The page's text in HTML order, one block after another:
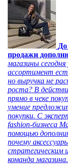
продажи
магазины
ассортимент
но выручка не
роста? В
прямо в чеке
умение
покупки. С
fashion-бизнеса
помощью
почему
стратегическим
команда магазина.